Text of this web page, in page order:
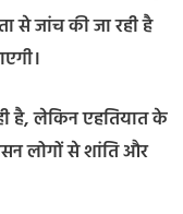
से जांच की जा रही है
है, लेकिन एहतियात के
लोगों से शांति और